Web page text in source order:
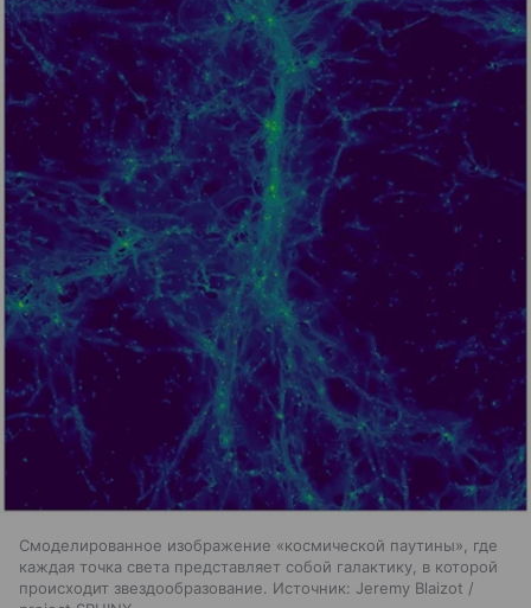
Смоделированное изображение «космической паутины», где
каждая точка света представляет собой галактику, в которой
происходит звездообразование. Источник: Jeremy Blaizot /